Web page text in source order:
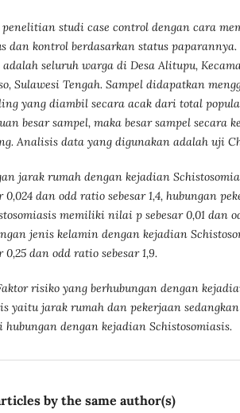
penelitian studi case control dengan cara
dan kontrol berdasarkan status
seluruh warga di Desa Alitupu,
Sulawesi Tengah. Sampel didapatkan
yang diambil secara acak dari total
besar sampel, maka besar sampel secara
Analisis data yang digunakan adalah uji
jarak rumah dengan kejadian
0,024 dan odd ratio sebesar1,4, hubungan
memiliki nilai p sebesar 0,01 dan
jenis kelamin dengan kejadian
dan odd ratio sebesar 1,9.
risiko yang berhubungan dengan
yaitu jarak rumah dan pekerjaan
dengan kejadian Schistosomiasis.
by the same author(s)